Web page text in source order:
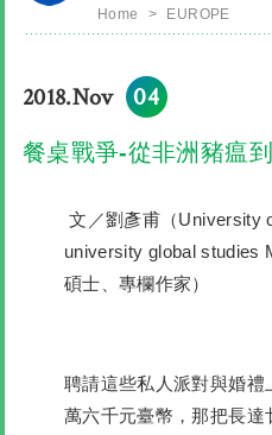
Home EUROPE
2018.Nov 04
餐桌戰爭-從非洲豬瘟
文／劉彥甫（University
university global studies
碩士、專欄作家）
聘請這些私人派對與婚禮
萬六千元臺幣，那把長達
個人資